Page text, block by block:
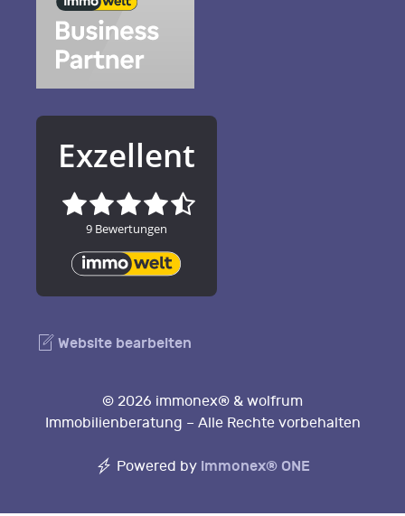
Website bearbeiten
© 2026 immonex® & wolfrum
Immobilienberatung – Alle Rechte vorbehalten
Powered by immonex® ONE